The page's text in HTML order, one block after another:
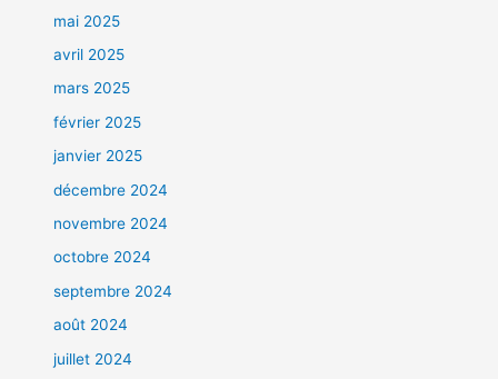
mai 2025
avril 2025
mars 2025
février 2025
janvier 2025
décembre 2024
novembre 2024
octobre 2024
septembre 2024
août 2024
juillet 2024